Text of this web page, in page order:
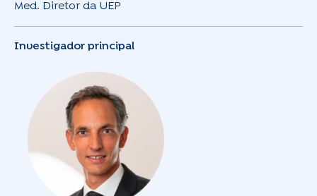
Med. Diretor da UEP
Investigador principal